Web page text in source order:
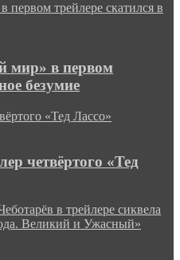
трейлере скатился в
мир» в первом
безумие
«Тед Лассо»
четвёртого «Тед
в трейлере сиквела
Великий и Ужасный»